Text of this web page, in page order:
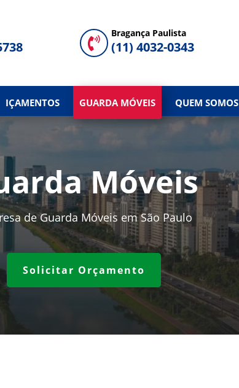

Bragança Paulista
(11) 4032-0343
IÇAMENTOS GUARDA MÓVEIS QUEM SOMOS
Móveis
de Guarda Móveis em São Paulo
Solicitar Orçamento